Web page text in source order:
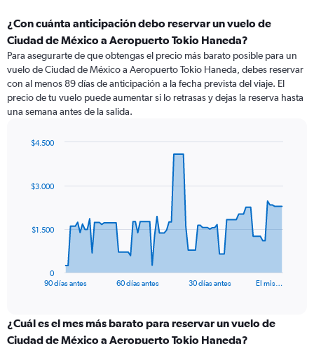
¿Con cuánta anticipación debo reservar un vuelo de
Ciudad de México a Aeropuerto Tokio Haneda?
Para asegurarte de que obtengas el precio más barato posible para un
vuelo de Ciudad de México a Aeropuerto Tokio Haneda, debes reservar
con al menos 89 días de anticipación a la fecha prevista del viaje. El
precio de tu vuelo puede aumentar si lo retrasas y dejas la reserva hasta
una semana antes de la salida.
data
The
categories.
Range:
90 días antes 60 días antes 30 días antes El mis…
0
$1.500
$3.000
$4.500
¿Cuál es el mes más barato para reservar un vuelo de
Ciudad de México a Aeropuerto Tokio Haneda?